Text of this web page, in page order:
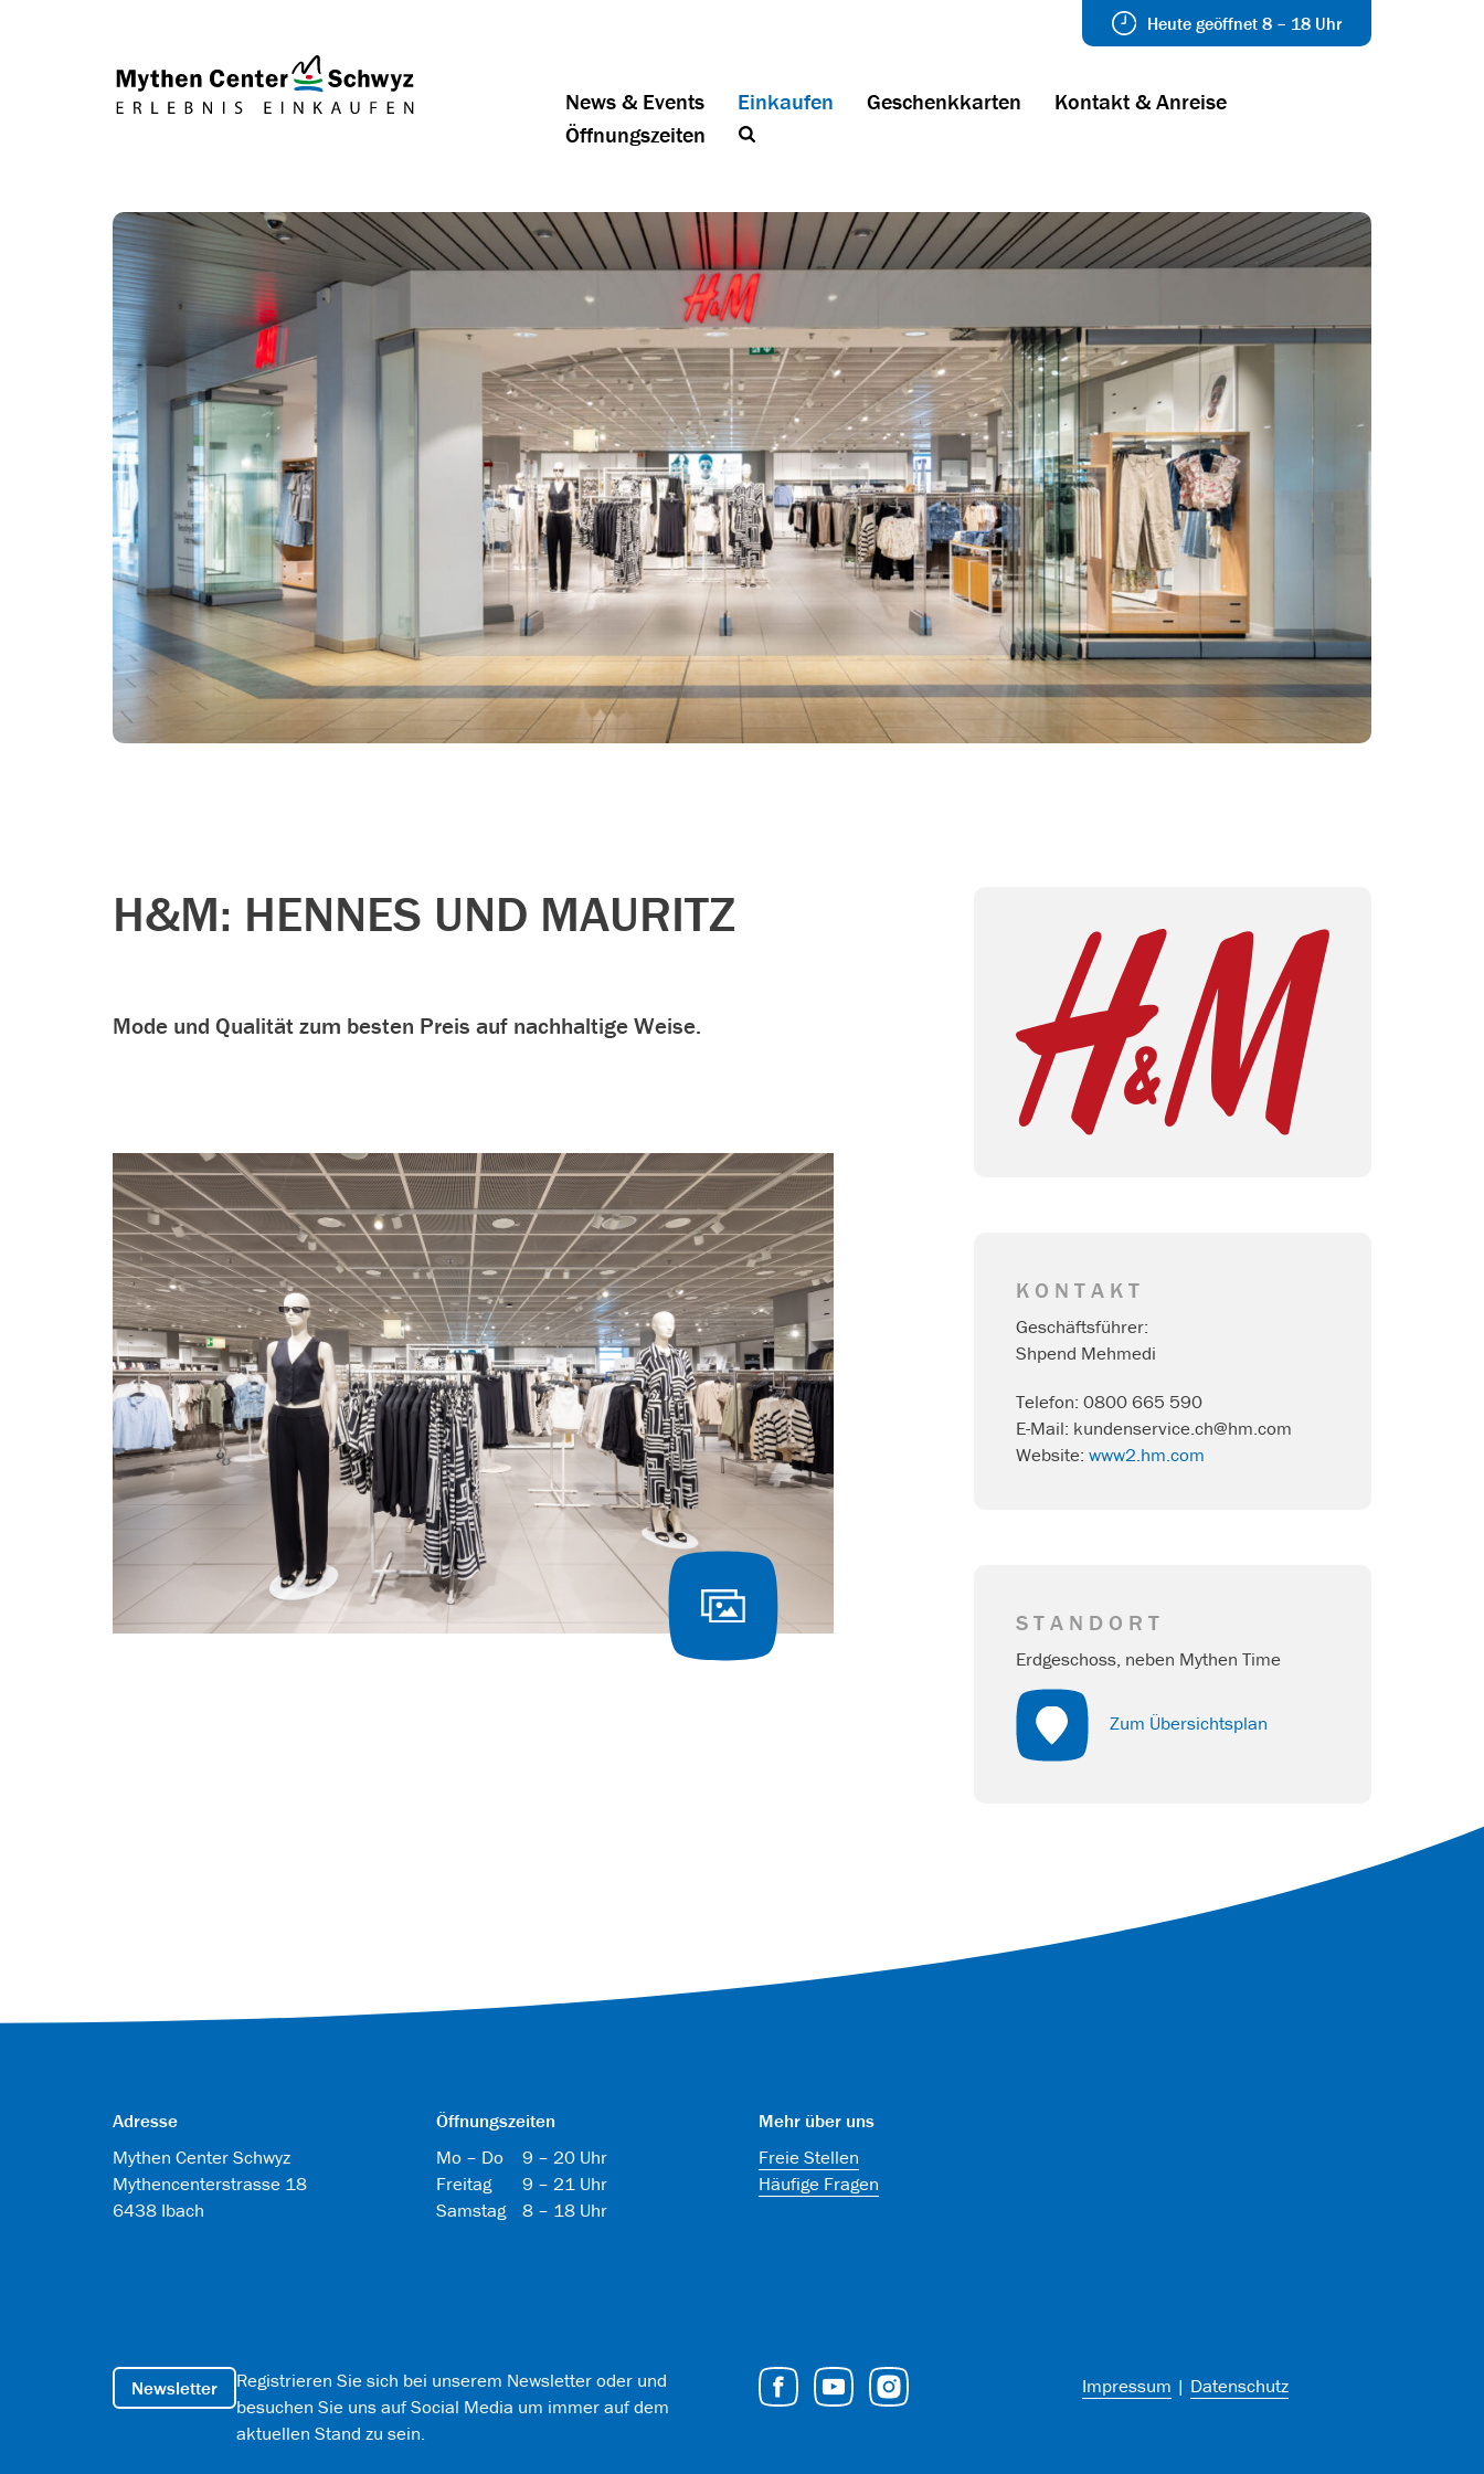
Heute geöffnet 8 – 18 Uhr
News & Events Einkaufen Geschenkkarten
Kontakt & Anreise
Öffnungszeiten
H&M: HENNES UND MAURITZ
Mode und Qualität zum besten Preis auf nachhaltige Weise.
KONTAKT
Geschäftsführer:
Shpend Mehmedi
Telefon: 0800 665 590
E-Mail: kundenservice.ch@hm.com
Website: www2.hm.com
STANDORT
Erdgeschoss, neben Mythen Time
Zum Übersichtsplan
Adresse
Mythen Center Schwyz
Mythencenterstrasse 18
6438 Ibach
Öffnungszeiten
Mo – Do
9 – 20 Uhr
Freitag
9 – 21 Uhr
Samstag
8 – 18 Uhr
Mehr über uns
Freie Stellen
Häufige Fragen
Newsletter
Registrieren Sie sich bei unserem Newsletter oder und
besuchen Sie uns auf Social Media um immer auf dem
aktuellen Stand zu sein.
Impressum | Datenschutz